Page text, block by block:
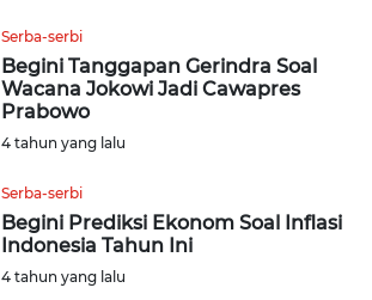
Serba-serbi
Begini Tanggapan Gerindra Soal
Wacana Jokowi Jadi Cawapres
Prabowo
4 tahun yang lalu
Serba-serbi
Begini Prediksi Ekonom Soal Inflasi
Indonesia Tahun Ini
4 tahun yang lalu